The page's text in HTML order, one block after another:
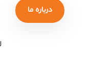
درباره ما